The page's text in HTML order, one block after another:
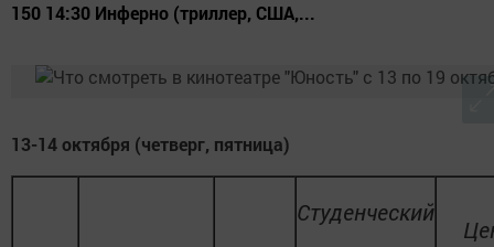
150 14:30 Инферно (триллер, США,...
13-14 октября (четверг, пятница)
Студенческий